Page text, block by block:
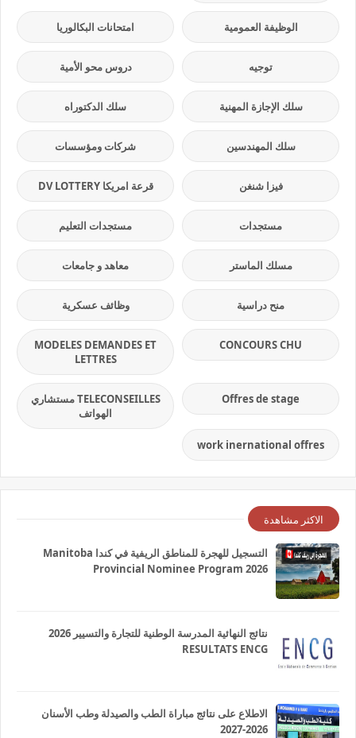
الوظيفة العمومية امتحانات البكالوريا
توجيه دروس محو الأمية
سلك الإجازة المهنية سلك الدكتوراه
سلك المهندسين شركات ومؤسسات
فيزا شنغن قرعة امريكا DV LOTTERY
مستجدات مستجدات التعليم
مسلك الماستر معاهد و جامعات
منح دراسية وظائف عسكرية
CONCOURS CHU
MODELES DEMANDES ET
LETTRES
Offres de stage
TELECONSEILLES مستشاري
الهواتف
work inernational offres
الاكثر مشاهدة
التسجيل للهجرة للمناطق الريفية في كندا Manitoba
Provincial Nominee Program 2026
نتائج النهائية المدرسة الوطنية للتجارة والتسيير 2026
RESULTATS ENCG
الاطلاع على نتائج مباراة الطب والصيدلة وطب الأسنان
2026-2027